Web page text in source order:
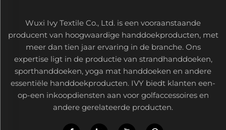
Wuxi Ivy Textile Co., Ltd. is een vooraanstaande
producent van hoogwaardige handdoekproducten, met
meer dan tien jaar ervaring in de branche. Ons
expertise ligt in de productie van strandhanddoeken,
sporthanddoeken, yoga mat handdoeken en andere
essentiële handdoekproducten. IVY biedt klanten een-
op-een inkoopdiensten aan voor golfaccessoires en
andere gerelateerde producten.